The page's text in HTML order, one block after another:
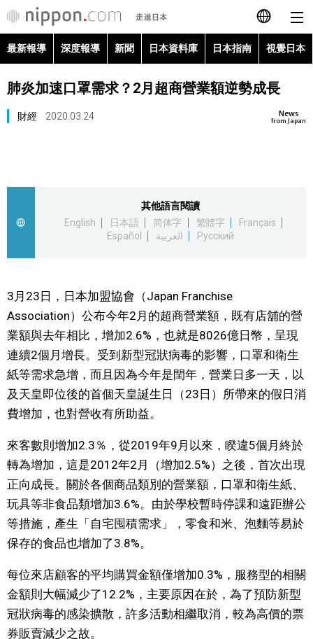
日本語
English
العربية
日本指南
視覺日本
臺灣香港
更多
人物訪談
日本入門
政治外交
社會
財經
最新報導 深度報導 新聞 日本資料庫 日本指南 視覺日本
肺炎加速口罩需求？2月超商營業額逆勢成長
News
from Japan
財經 2020.03.24
其他語言閱讀
English
日本語 简体字 繁體字
Français
Español
العربية Русский
3月23日，日本加盟協會（Japan Franchise
Association）公布今年2月的超商營業額，既有店舖的營
業額與去年相比，增加2.6%，也就是8026億日幣，呈現
連續2個月增長。受到新型冠狀病毒的影響，口罩和衛生
紙等需求急增，而且因為今年是閏年，營業日多一天，以
及天皇即位後的首個天皇誕生日（23日）所帶來的假日消
費增加，也對營收有所助益。
來客數則增加2.3％，從2019年9月以來，睽違5個月終於
轉為增加，這是2012年2月（增加2.5%）之後，首次出現
正向成長。關於各個商品類別的營業額，口罩和衛生紙、
玩具等非食品類增加3.6%。由於學校暫時停課和遠距辦公
等措施，產生「自宅囤積需求」，零食和米、泡麵等易於
保存的食品也增加了3.8%。
每位來店顧客的平均購買金額僅增加0.3%，服務型的相關
金額則大幅減少了12.2%，主要原因在於，為了預防新型
冠狀病毒的感染擴散，許多活動相繼取消，較為高價的票
券販賣減少之故。